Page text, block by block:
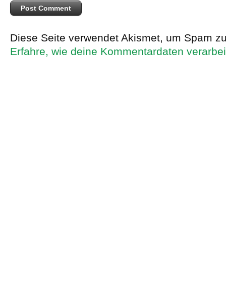
Diese Seite verwendet Akismet, um Spam
Erfahre, wie deine Kommentardaten